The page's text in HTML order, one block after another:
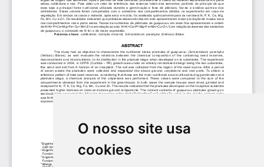
O nosso site usa
cookies